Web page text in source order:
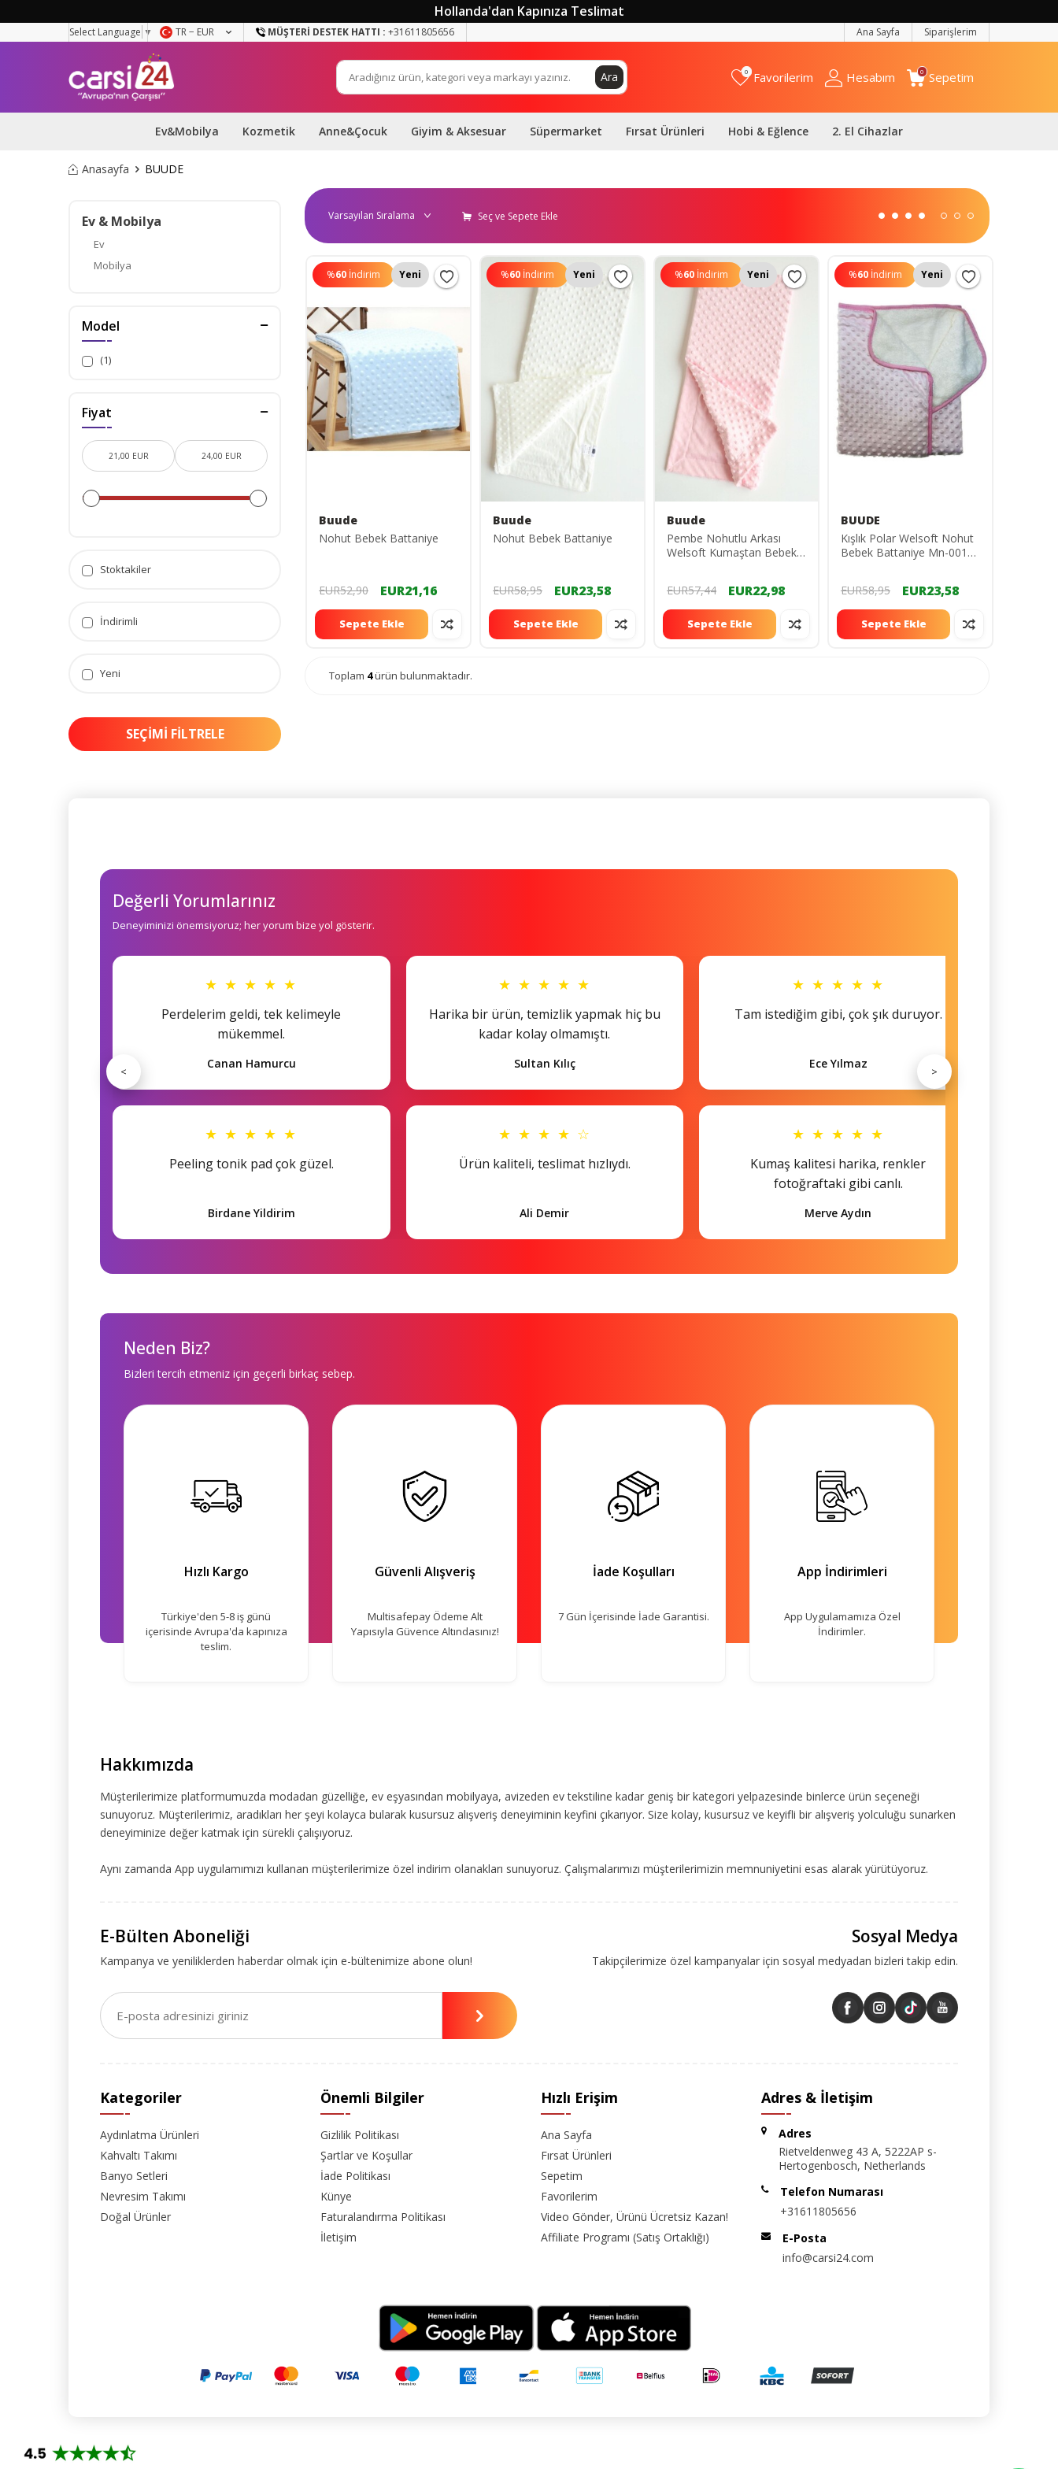
Hollanda'dan Kapınıza Teslimat
Select Language ▼ TR − EUR MÜŞTERI DESTEK HATTI : +31611805656 Ana Sayfa Siparişlerim
Ara 0 Favorilerim Hesabım 0 Sepetim
Ev&Mobilya Kozmetik Anne&Çocuk Giyim & Aksesuar Süpermarket Fırsat Ürünleri Hobi & Eğlence 2. El Cihazlar
Anasayfa BUUDE
Ev & Mobilya
Ev
Mobilya
Model
(1)
Fiyat
Stoktakiler
İndirimli
Yeni
SEÇIMI FILTRELE
Seç ve Sepete Ekle
%60 İndirim Yeni
Buude
Nohut Bebek Battaniye
EUR52,90 EUR21,16
Sepete Ekle
%60 İndirim Yeni
Buude
Nohut Bebek Battaniye
EUR58,95 EUR23,58
Sepete Ekle
%60 İndirim Yeni
Buude
Pembe Nohutlu Arkası
Welsoft Kumaştan Bebek
EUR57,44
EUR22,98
Sepete Ekle
%60 İndirim Yeni
BUUDE
Kışlık Polar Welsoft Nohut
Bebek Battaniye Mn-0011
EUR58,95
EUR23,58
Sepete Ekle
Toplam 4ürün bulunmaktadır.
Değerli Yorumlarınız
Deneyiminizi önemsiyoruz; her yorum bize yol gösterir.
★ ★ ★ ★ ★
Perdelerim geldi, tek kelimeyle
mükemmel.
Canan Hamurcu
★ ★ ★ ★ ★
Peeling tonik pad çok güzel.
Birdane Yildirim
★ ★ ★ ★ ★
Harika bir ürün, temizlik yapmak hiç bu
kadar kolay olmamıştı.
Sultan Kılıç
★ ★ ★ ★ ☆
Ürün kaliteli, teslimat hızlıydı.
Ali Demir
★ ★ ★ ★ ★
Tam istediğim gibi, çok şık duruyor.
Ece Yılmaz
★ ★ ★ ★ ★
Kumaş kalitesi harika, renkler
fotoğraftaki gibi canlı.
Merve Aydın
< >
Neden Biz?
Bizleri tercih etmeniz için geçerli birkaç sebep.
Hızlı Kargo
Türkiye'den 5-8 iş günü
içerisinde Avrupa'da kapınıza
teslim.
Güvenli Alışveriş
Multisafepay Ödeme Alt
Yapısıyla Güvence Altındasınız!
İade Koşulları
7 Gün İçerisinde İade Garantisi.
App İndirimleri
App Uygulamamıza Özel
İndirimler.
Hakkımızda
Müşterilerimize platformumuzda modadan güzelliğe, ev eşyasından mobilyaya, avizeden ev tekstiline kadar geniş bir kategori yelpazesinde binlerce ürün seçeneği
sunuyoruz. Müşterilerimiz, aradıkları her şeyi kolayca bularak kusursuz alışveriş deneyiminin keyfini çıkarıyor. Size kolay, kusursuz ve keyifli bir alışveriş yolculuğu sunarken
deneyiminize değer katmak için sürekli çalışıyoruz.
Aynı zamanda App uygulamımızı kullanan müşterilerimize özel indirim olanakları sunuyoruz. Çalışmalarımızı müşterilerimizin memnuniyetini esas alarak yürütüyoruz.
E-Bülten Aboneliği
Kampanya ve yeniliklerden haberdar olmak için e-bültenimize abone olun!
Sosyal Medya
Takipçilerimize özel kampanyalar için sosyal medyadan bizleri takip edin.
Kategoriler
Aydınlatma Ürünleri
Kahvaltı Takımı
Banyo Setleri
Nevresim Takımı
Doğal Ürünler
Önemli Bilgiler
Gizlilik Politikası
Şartlar ve Koşullar
İade Politikası
Künye
Faturalandırma Politikası
İletişim
Hızlı Erişim
Ana Sayfa
Fırsat Ürünleri
Sepetim
Favorilerim
Video Gönder, Ürünü Ücretsiz Kazan!
Affiliate Programı (Satış Ortaklığı)
Adres & İletişim
Adres
Rietveldenweg 43 A, 5222AP s-
Hertogenbosch, Netherlands
Telefon Numarası
+31611805656
E-Posta
info@carsi24.com